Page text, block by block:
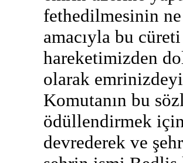
fethedilmesinin
amacıyla bu
hareketimizden
olarak
Komutanın bu
ödüllendirmek
devrederek ve